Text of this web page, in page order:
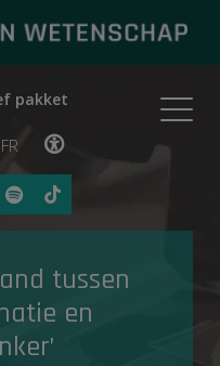
pakket
FR
link om
tussen
en